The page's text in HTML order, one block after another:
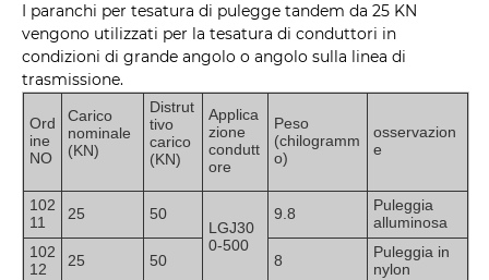
I paranchi per tesatura di pulegge tandem da 25 KN
vengono utilizzati per la tesatura di conduttori in
condizioni di grande angolo o angolo sulla linea di
trasmissione.
Ord
ine
NO
Carico
nominale
(KN)
Distrut
tivo
carico
(KN)
Applica
zione
condutt
ore
Peso
(chilogramm
o)
osservazion
e
102
11
25
50
LGJ30
0-500
9.8
Puleggia
alluminosa
102
12
25 50 8
Puleggia in
nylon